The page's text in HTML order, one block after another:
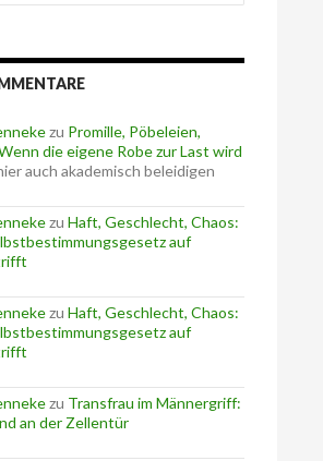
zu Promille, Pöbeleien,
die eigene Robe zur Last wird
auch akademisch beleidigen
zu Haft, Geschlecht, Chaos:
auf
zu Haft, Geschlecht, Chaos:
auf
zu Transfrau im Männergriff:
an der Zellentür